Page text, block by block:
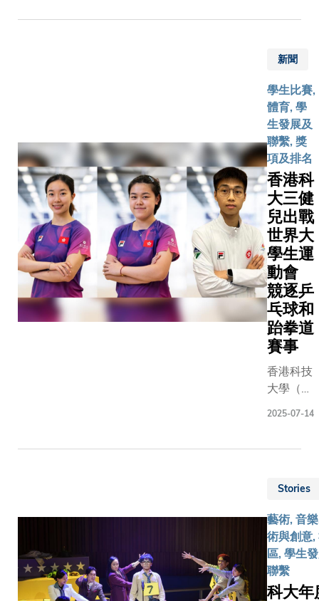
的旅程，
——他們
要將遙距
醫療的希
望種子帶
進斯里蘭
卡高地。
科大學生
徒步一個
多小時，
抵達哈普
特萊的山
區村落，
為建立遠
程醫療系
統做準
備。 跨越
山巒的遠
程醫療科
學及細胞
年級生陳
這項遠程
的核心成
員。他深
知山區居
民的困
境：「這
Up Your
校長葉玉
如教授聯
同一眾管
理層、教
職員和校
友，與學
生一同獻
唱校歌，
又大玩互
動問答遊
戲兼送上
豐富禮
品，與新
生及從各
地回來上
課的莘莘
學子，喜
迎新學
中，校董
大學評議
建中先生
校友攤位
前，向同
學派發雪
糕，在新
學年伊始
新聞
學生比賽,
體育, 學
生發展及
聯繫, 獎
項及排名
香港科
大三健
兒出戰
世界大
學生運
動會
競逐乒
乓球和
跆拳道
賽事
香港科技
大學（科
區出征德
魯爾世界
大學生運
動會（世
大運），
其中兩位
2025-07-14
Stories
藝術, 音
術與創意,
區, 學生
聯繫
科大年